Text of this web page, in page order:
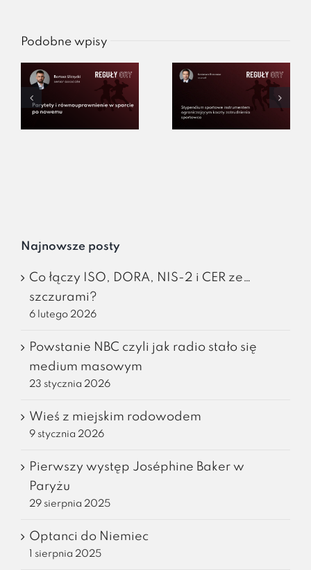
Podobne wpisy
Najnowsze posty
Co łączy ISO, DORA, NIS-2 i CER ze…
szczurami?
6 lutego 2026
Powstanie NBC czyli jak radio stało się
medium masowym
23 stycznia 2026
Wieś z miejskim rodowodem
9 stycznia 2026
Pierwszy występ Joséphine Baker w
Paryżu
29 sierpnia 2025
Optanci do Niemiec
1 sierpnia 2025